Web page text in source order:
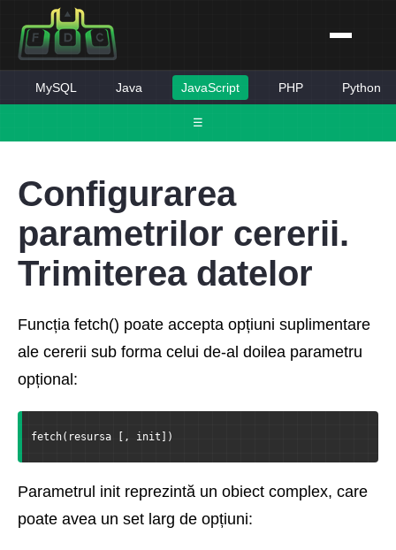
☰
MySQL Java JavaScript PHP Python
Configurarea
parametrilor cererii.
Trimiterea datelor
Funcția fetch() poate accepta opțiuni suplimentare
ale cererii sub forma celui de-al doilea parametru
opțional:
fetch(resursa [, init])
Parametrul init reprezintă un obiect complex, care
poate avea un set larg de opțiuni: